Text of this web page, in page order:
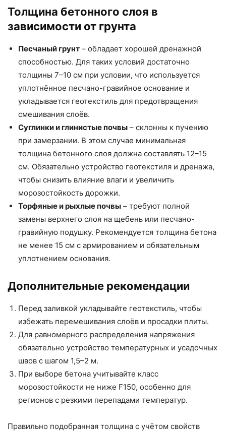
Толщина бетонного слоя в
зависимости от грунта
Песчаный грунт – обладает хорошей дренажной
способностью. Для таких условий достаточно
толщины 7–10 см при условии, что используется
уплотнённое песчано-гравийное основание и
укладывается геотекстиль для предотвращения
смешивания слоёв.
Суглинки и глинистые почвы – склонны к пучению
при замерзании. В этом случае минимальная
толщина бетонного слоя должна составлять 12–15
см. Обязательно устройство геотекстиля и дренажа,
чтобы снизить влияние влаги и увеличить
морозостойкость дорожки.
Торфяные и рыхлые почвы – требуют полной
замены верхнего слоя на щебень или песчано-
гравийную подушку. Рекомендуется толщина бетона
не менее 15 см с армированием и обязательным
уплотнением основания.
Дополнительные рекомендации
Перед заливкой укладывайте геотекстиль, чтобы
избежать перемешивания слоёв и просадки плиты.
Для равномерного распределения напряжения
обязательно устройство температурных и усадочных
швов с шагом 1,5–2 м.
При выборе бетона учитывайте класс
морозостойкости не ниже F150, особенно для
регионов с резкими перепадами температур.
Правильно подобранная толщина с учётом свойств